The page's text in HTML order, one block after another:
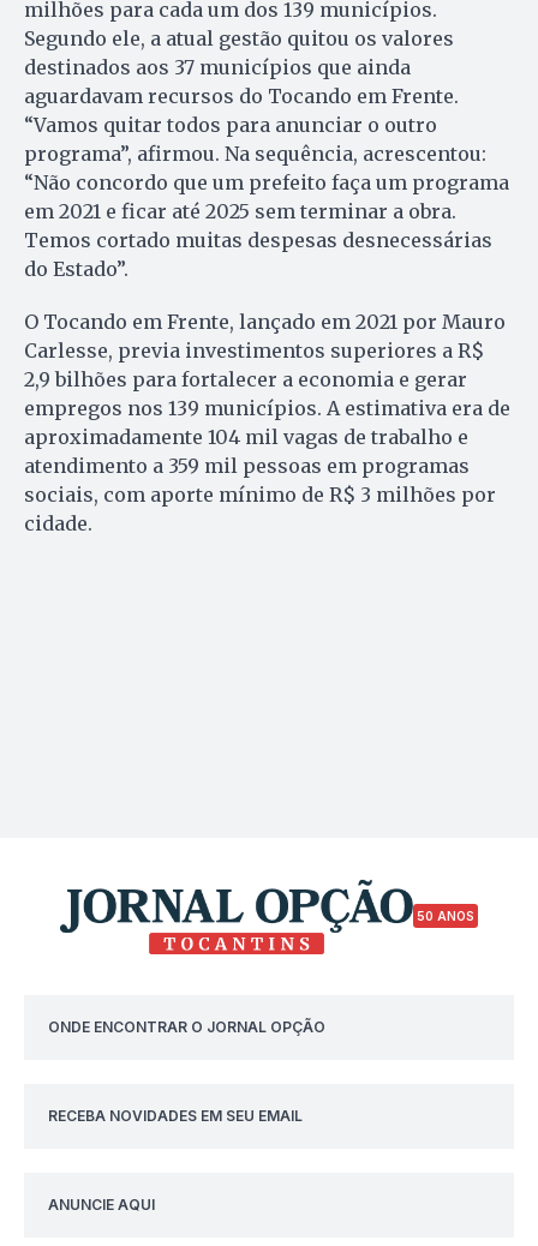
milhões para cada um dos 139 municípios.
Segundo ele, a atual gestão quitou os valores
destinados aos 37 municípios que ainda
aguardavam recursos do Tocando em Frente.
“Vamos quitar todos para anunciar o outro
programa”, afirmou. Na sequência, acrescentou:
“Não concordo que um prefeito faça um programa
em 2021 e ficar até 2025 sem terminar a obra.
Temos cortado muitas despesas desnecessárias
do Estado”.
O Tocando em Frente, lançado em 2021 por Mauro
Carlesse, previa investimentos superiores a R$
2,9 bilhões para fortalecer a economia e gerar
empregos nos 139 municípios. A estimativa era de
aproximadamente 104 mil vagas de trabalho e
atendimento a 359 mil pessoas em programas
sociais, com aporte mínimo de R$ 3 milhões por
cidade.
50 ANOS
ONDE ENCONTRAR O JORNAL OPÇÃO
RECEBA NOVIDADES EM SEU EMAIL
ANUNCIE AQUI